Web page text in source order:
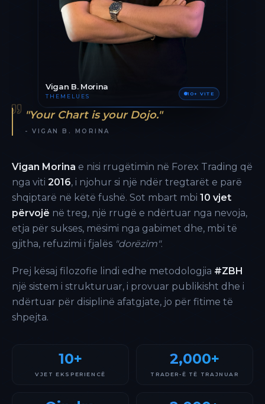
Vigan B. Morina
THEMELUES 10+ VITE
"Your Chart is your Dojo."
- VIGAN B. MORINA
Vigan Morina e nisi rrugëtimin në Forex Trading që
nga viti 2016, i njohur si një ndër tregtarët e parë
shqiptarë në këtë fushë. Sot mbart mbi 10 vjet
përvojë në treg, një rrugë e ndërtuar nga nevoja,
etja për sukses, mësimi nga gabimet dhe, mbi të
gjitha, refuzimi i fjalës "dorëzim".
Prej kësaj filozofie lindi edhe metodologjia #ZBH
një sistem i strukturuar, i provuar publikisht dhe i
ndërtuar për disiplinë afatgjate, jo për fitime të
shpejta.
10+
VJET EKSPERIENCË
2,000+
TRADER-Ë TË TRAJNUAR